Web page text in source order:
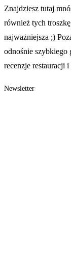
Znajdziesz tutaj
również tych
najważniejsza ;)
odnośnie
recenzje restauracji
Newsletter